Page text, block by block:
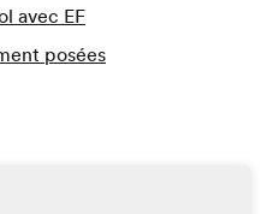
avec EF
posées